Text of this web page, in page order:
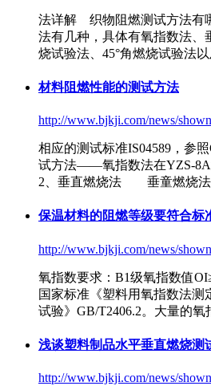
法详解 织物阻燃测试方法有
法有几种，具体有氧指数法
烧试验法、45°角燃烧试验法
材料阻燃性能的测试方法
http://www.bjkji.com/news/
相应的测试标准IS04589，参
试方法——氧指数法在YZS-
2、垂直燃烧法 垂童燃烧法
保温材料的阻燃等级要符合标
http://www.bjkji.com/news/
氧指数要求：B1级氧指数值
国家标准《塑料用氧指数法测
试验》GB/T2406.2。大量的氧
浅谈塑料制品水平垂直燃烧测
http://www.bjkji.com/news/